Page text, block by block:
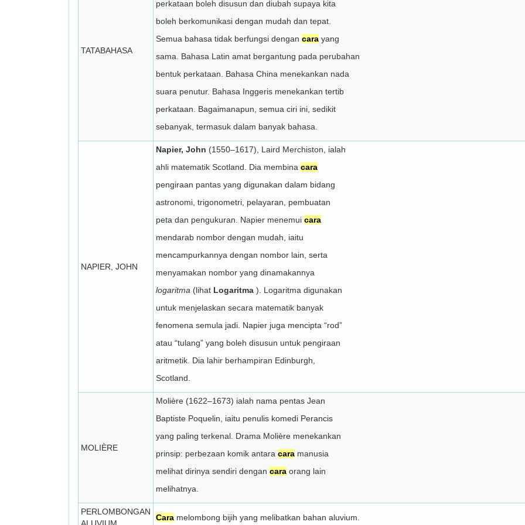
TATABAHASA
perkataan boleh disusun dan diubah supaya kita
boleh berkomunikasi dengan mudah dan tepat.
Semua bahasa tidak berfungsi dengan cara yang
sama. Bahasa Latin amat bergantung pada perubahan
bentuk perkataan. Bahasa China menekankan nada
suara penutur. Bahasa Inggeris menekankan tertib
perkataan. Bagaimanapun, semua ciri ini, sedikit
sebanyak, termasuk dalam banyak bahasa.
NAPIER, JOHN
Napier, John (1550–1617), Laird Merchiston, ialah
ahli matematik Scotland. Dia membina cara
pengiraan pantas yang digunakan dalam bidang
astronomi, trigonometri, pelayaran, pembuatan
peta dan pengukuran. Napier menemui cara
mendarab nombor dengan mudah, iaitu
mencampurkannya dengan nombor lain, serta
menyamakan nombor yang dinamakannya
logaritma (lihat Logaritma ). Logaritma digunakan
untuk menjelaskan secara matematik banyak
fenomena semula jadi. Napier juga mencipta “rod”
atau “tulang” yang boleh disusun untuk pengiraan
aritmetik. Dia lahir berhampiran Edinburgh,
Scotland.
MOLIÈRE
Molière (1622–1673) ialah nama pentas Jean
Baptiste Poquelin, iaitu penulis komedi Perancis
yang paling terkenal. Drama Molière menekankan
prinsip: perbezaan komik antara cara manusia
melihat dirinya sendiri dengan cara orang lain
melihatnya.
PERLOMBONGAN
Cara melombong bijih yang melibatkan bahan aluvium.